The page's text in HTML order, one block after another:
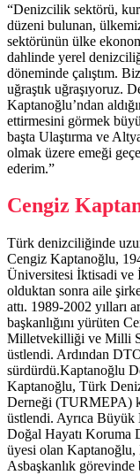
“Denizcilik sektörü,
düzeni bulunan,
sektörünün ülke
dahlinde yerel
döneminde çalıştım.
uğraştık uğraşıyoruz.
Kaptanoğlu’ndan
ettirmesini görmek
başta Ulaştırma ve
olmak üzere emeği
ederim.”
Cengiz
Türk denizciliğinde
Cengiz Kaptanoğlu,
Üniversitesi İktisadi ve
olduktan sonra aile
attı. 1989-2002 yılları
başkanlığını yürüten
Milletvekilliği ve Milli
üstlendi. Ardından
sürdürdü.Kaptanoğlu
Kaptanoğlu, Türk
Derneği (TURMEPA)
üstlendi. Ayrıca Büyük
Doğal Hayatı Koruma
üyesi olan
Asbaşkanlık görevinde